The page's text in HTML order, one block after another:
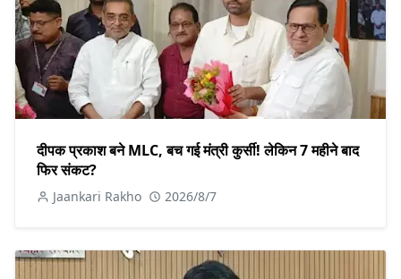
दीपक प्रकाश बने MLC, बच गई मंत्री कुर्सी! लेकिन 7 महीने बाद
फिर संकट?
Jaankari Rakho 2026/8/7